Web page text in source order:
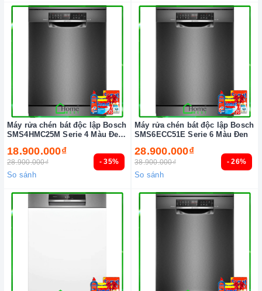
- 35%
Máy rửa chén bát độc lập Bosch
SMS4HMC25M Serie 4 Màu Đen
18.900.000₫
28.900.000₫
So sánh
- 26%
Máy rửa chén bát độc lập Bosch
SMS6ECC51E Serie 6 Màu Đen
28.900.000₫
38.900.000₫
So sánh